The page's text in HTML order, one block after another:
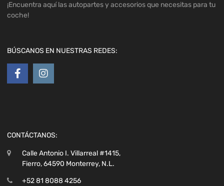
¡Encuentra aquí las autopartes y accesorios que necesitas para tu
coche!
BÚSCANOS EN NUESTRAS REDES:
CONTÁCTANOS:
Calle Antonio I. Villarreal #1415,
Fierro, 64590 Monterrey, N.L.
+52 81 8088 4256